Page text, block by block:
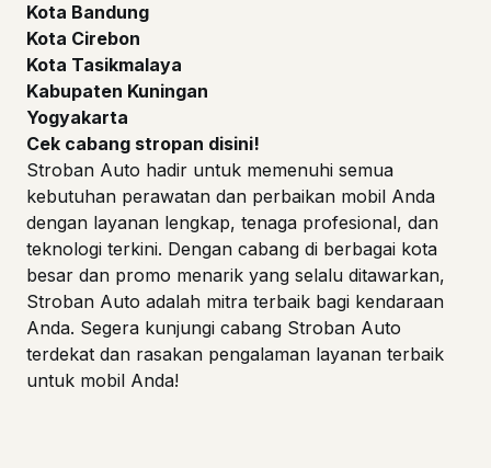
Kota Bandung
Kota Cirebon
Kota Tasikmalaya
Kabupaten Kuningan
Yogyakarta
Cek cabang stropan disini!
Stroban Auto hadir untuk memenuhi semua
kebutuhan perawatan dan perbaikan mobil Anda
dengan layanan lengkap, tenaga profesional, dan
teknologi terkini. Dengan cabang di berbagai kota
besar dan promo menarik yang selalu ditawarkan,
Stroban Auto adalah mitra terbaik bagi kendaraan
Anda. Segera kunjungi cabang Stroban Auto
terdekat dan rasakan pengalaman layanan terbaik
untuk mobil Anda!